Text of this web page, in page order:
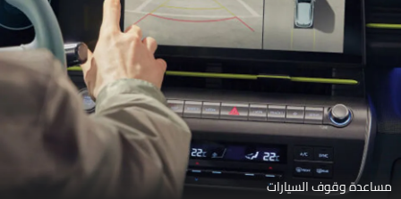
مساعدة وقوف السيارات